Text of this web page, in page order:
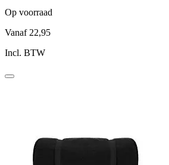
Op voorraad
Vanaf 22,95
Incl. BTW